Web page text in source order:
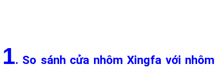
1. So sánh cửa nhôm Xingfa với nhôm